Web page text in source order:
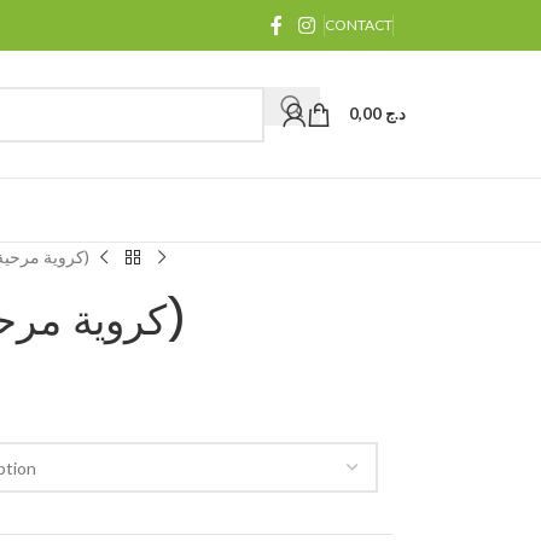
CONTACT
د.ج
Carvi moulu (كروية مرحية)
Carvi moulu (كروية مرحية)